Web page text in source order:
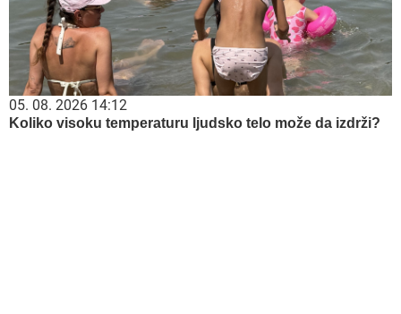
05. 08. 2026 14:12
Koliko visoku temperaturu ljudsko telo može da izdrži?